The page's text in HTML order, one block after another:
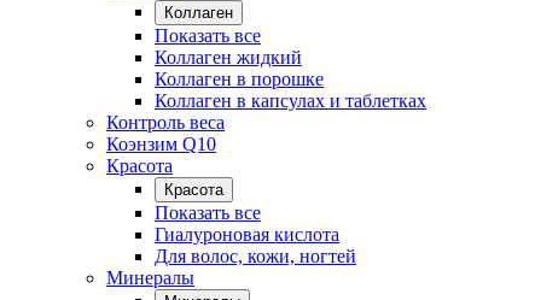
Коллаген
Показать все
Коллаген жидкий
Коллаген в порошке
Коллаген в капсулах и таблетках
Контроль веса
Коэнзим Q10
Красота
Красота
Показать все
Гиалуроновая кислота
Для волос, кожи, ногтей
Минералы